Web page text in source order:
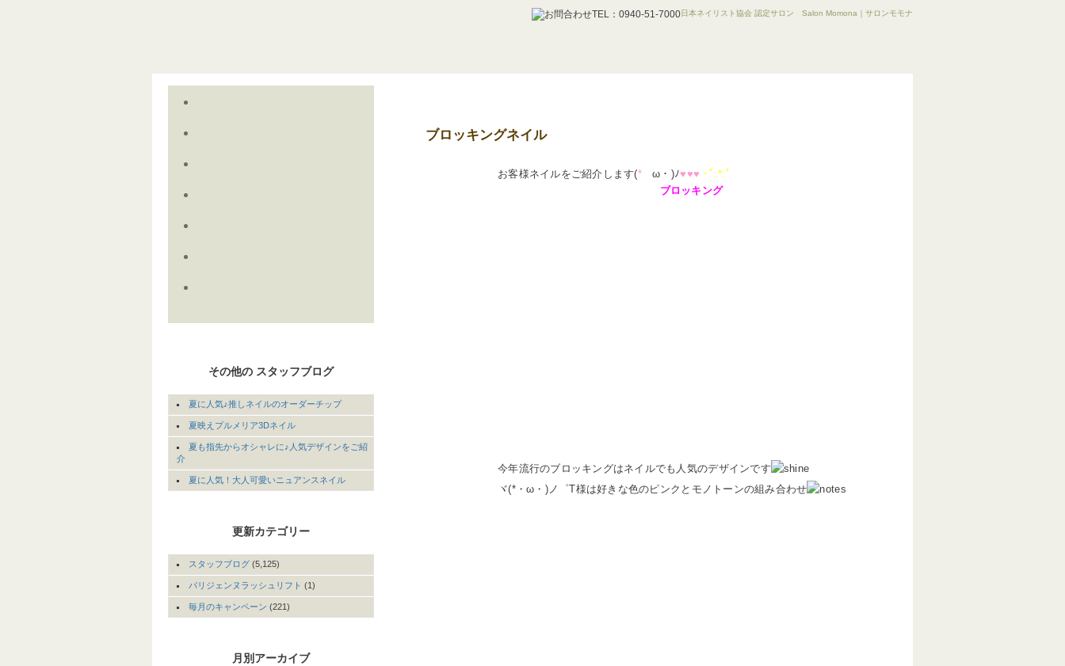
日本ネイリスト協会 認定サロン Salon Momona｜サロンモモナ
ブロッキングネイル
お客様ネイルをご紹介します(*ゝω・)ﾉ♥♥♥ ･ﾟ:*:ﾟ
ブロッキング
今年流行のブロッキングはネイルでも人気のデザインです
ヾ(*・ω・)ノ゜T様は好きな色のピンクとモノトーンの組み合わせ
その他の スタッフブログ
夏に人気♪推しネイルのオーダーチップ
夏映えプルメリア3Dネイル
夏も指先からオシャレに♪人気デザインをご紹
介
夏に人気！大人可愛いニュアンスネイル
更新カテゴリー
スタッフブログ (5,125)
パリジェンヌラッシュリフト (1)
毎月のキャンペーン (221)
月別アーカイブ